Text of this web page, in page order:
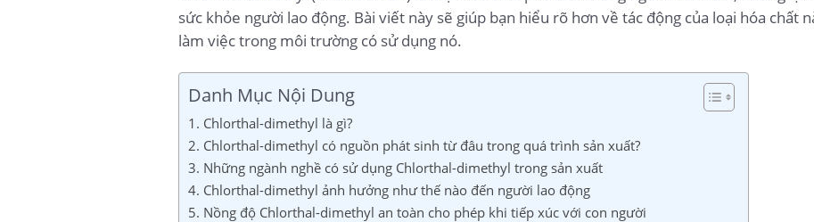
sức khỏe người lao động. Bài viết này sẽ giúp bạn hiểu rõ hơn về tác động của loại hóa chất
làm việc trong môi trường có sử dụng nó.
Danh Mục Nội Dung
1. Chlorthal-dimethyl là gì?
2. Chlorthal-dimethyl có nguồn phát sinh từ đâu trong quá trình sản xuất?
3. Những ngành nghề có sử dụng Chlorthal-dimethyl trong sản xuất
4. Chlorthal-dimethyl ảnh hưởng như thế nào đến người lao động
5. Nồng độ Chlorthal-dimethyl an toàn cho phép khi tiếp xúc với con người